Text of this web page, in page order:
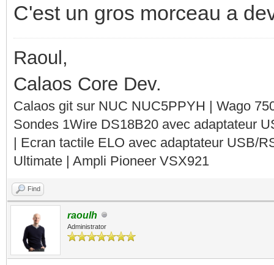
C'est un gros morceau a
Raoul,
Calaos Core Dev.
Calaos git sur NUC NUC5PPYH | Wago
Sondes 1Wire DS18B20 avec adaptateur
| Ecran tactile ELO avec adaptateur USB/
Ultimate | Ampli Pioneer VSX921
Find
raoulh
Administrator